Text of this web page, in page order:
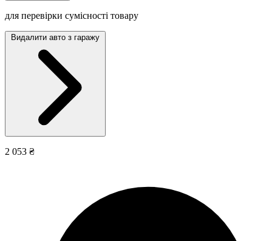
для перевірки сумісності товару
Видалити авто з гаражу
2 053 ₴